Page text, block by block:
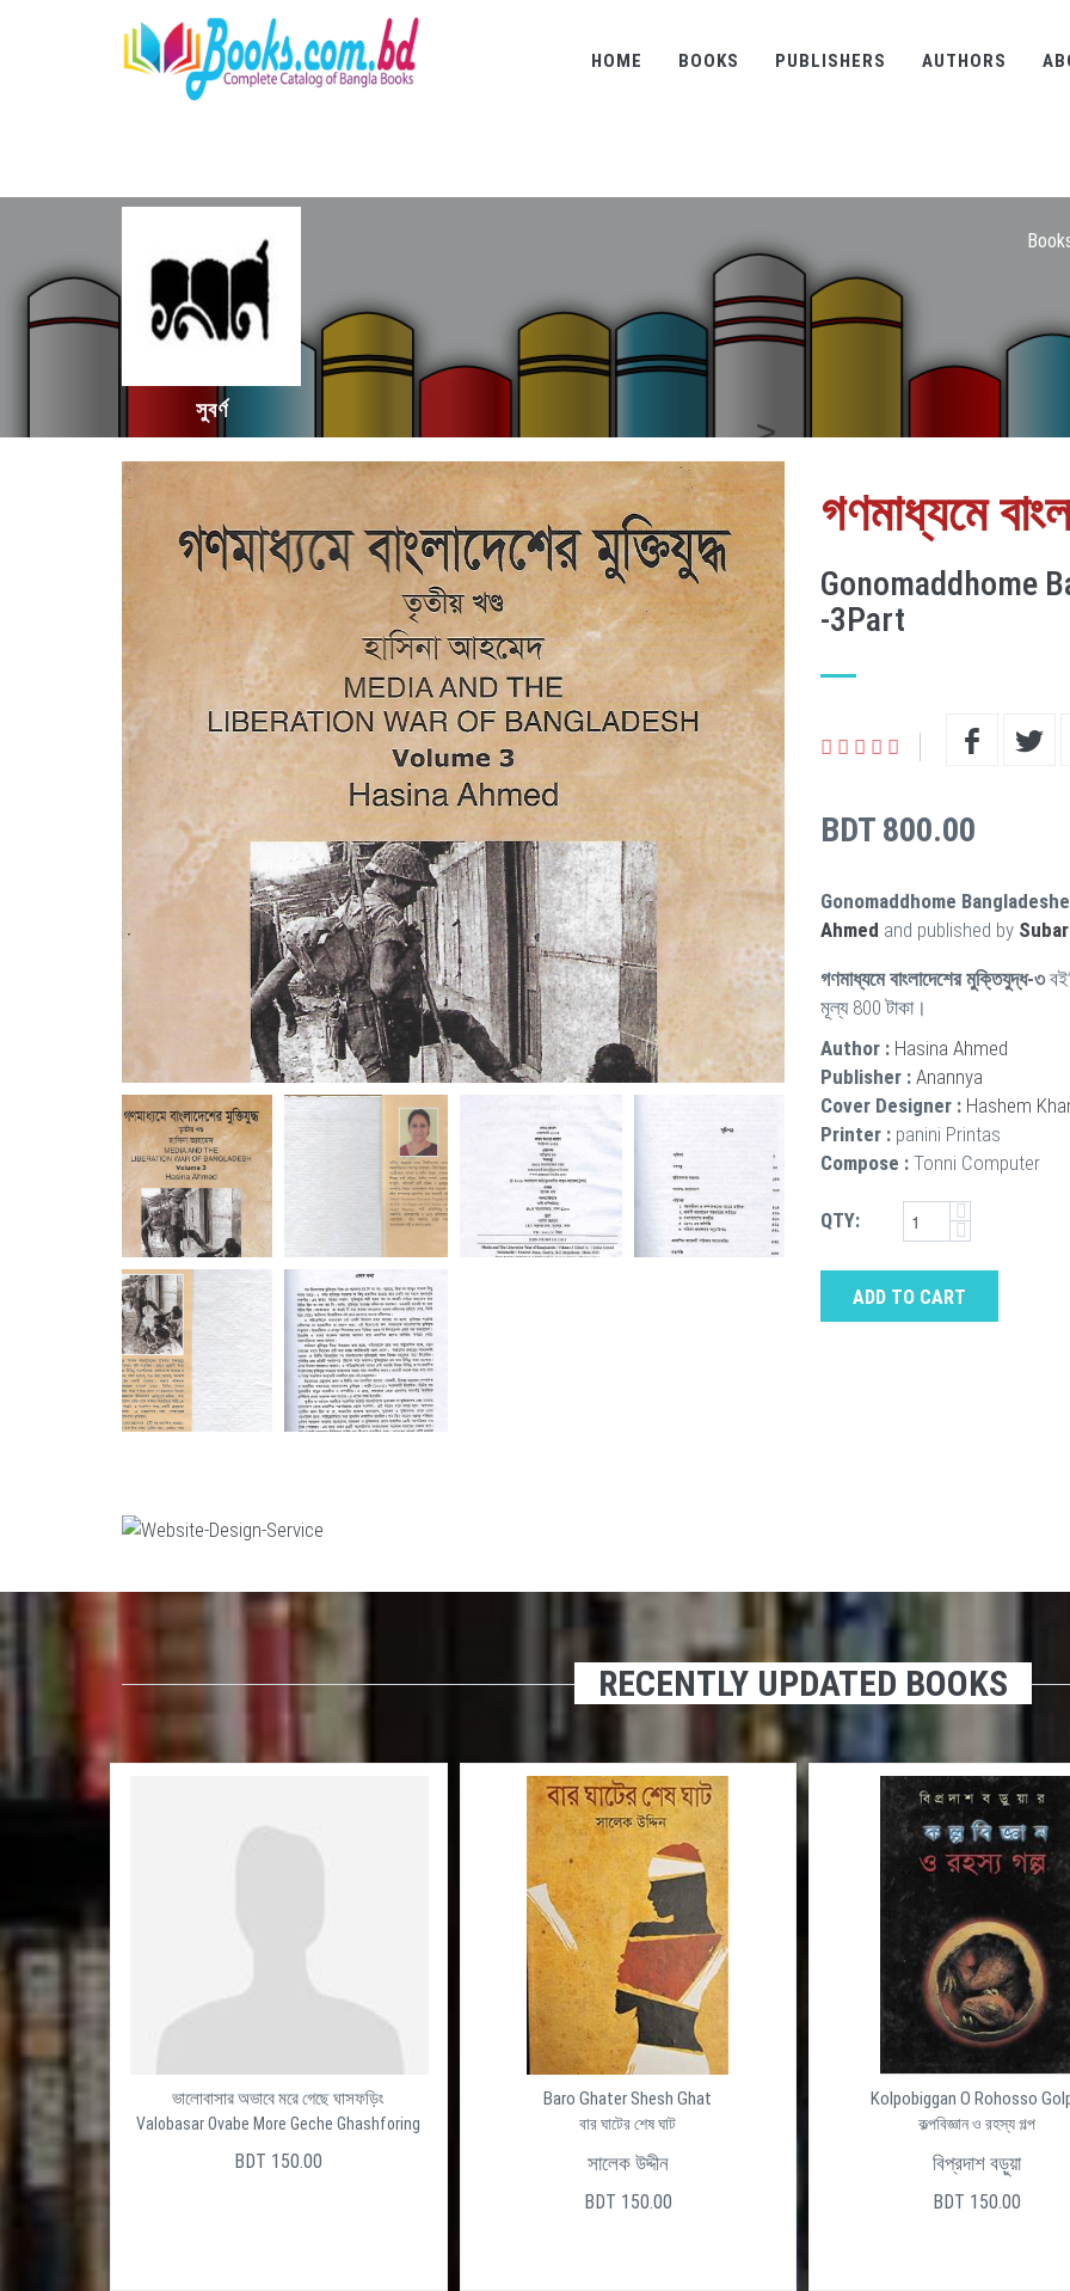
HOME BOOKS PUBLISHERS AUTHORS
সুবর্ণ
গণমাধ্যমে
Gonomaddhome
-3Part
BDT 800.00
Gonomaddhome
Ahmed and published by
গণমাধ্যমে বাংলাদেশের মুক্তিযুদ্ধ-৩
মূল্য 800 টাকা।
Author : Hasina Ahmed
Publisher : Anannya
Cover Designer : Hashem
Printer : panini Printas
Compose : Tonni Computer
QTY:
ADD TO CART
RECENTLY UPDATED BOOKS
ভালোবাসার অভাবে মরে গেছে ঘাসফড়িং
Valobasar Ovabe More Geche Ghashforing
BDT 150.00
Baro Ghater Shesh Ghat
বার ঘাটের শেষ ঘাট
সালেক উদ্দীন
BDT 150.00
Kolpobiggan O Rohosso
কল্পবিজ্ঞান ও রহস্য গল্প
বিপ্রদাশ বড়ুয়া
BDT 150.00